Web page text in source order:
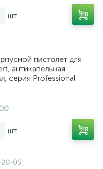
шт
пистолет для
антикапельная
серия Professional
шт
20-05